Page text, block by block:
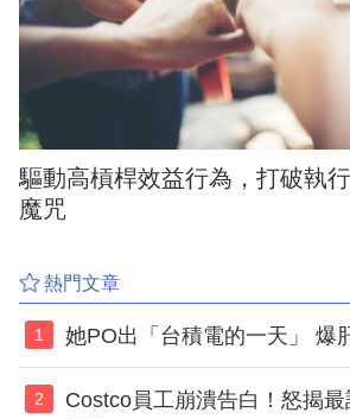
驅動高槓桿效益行為，打破執
魔咒
熱門文章
1 她PO出「台積電的一天」 爆
2
Costco員工崩潰告白！怒揭